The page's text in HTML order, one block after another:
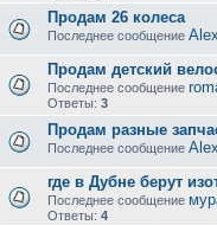
Продам 26 колеса
Последнее сообщение
Продам детский
Последнее сообщение
Ответы: 3
Продам разные
Последнее сообщение
где в Дубне берут
Последнее сообщение
Ответы: 4